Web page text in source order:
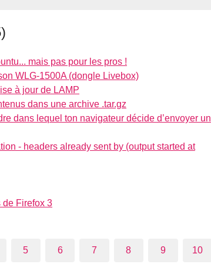
mais pas pour les pros !
WLG-1500A (dongle Livebox)
à jour de LAMP
dans une archive .tar.gz
dans lequel ton navigateur décide d’envoyer un
- headers already sent by (output started at
de Firefox 3
5 6 7 8 9 10